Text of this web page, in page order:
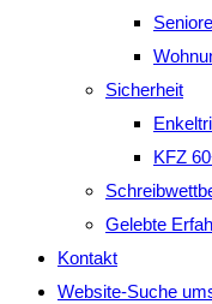
Sicherheit
KFZ
Gelebte
Kontakt
Website-Suche